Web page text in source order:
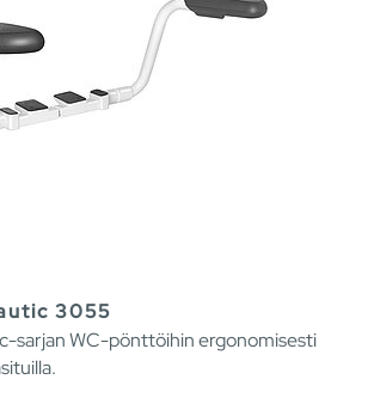
3055
sarjan WC-pönttöihin ergonomisesti